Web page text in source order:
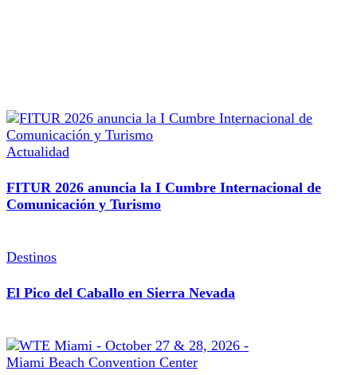
Actualidad
FITUR 2026 anuncia la I Cumbre Internacional de
Comunicación y Turismo
Destinos
El Pico del Caballo en Sierra Nevada